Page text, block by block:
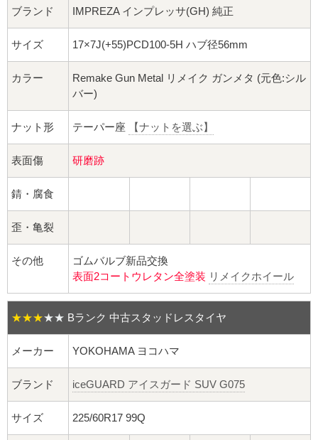
平面座ナット
ロング平面ナット
ショート平面ナット
球面座ナット
ロング球面ナット
ショート球面ナット
貫通ナット
袋ナット
ロング袋ナット
ショート袋ナット
スチール鉄ホイール
持ち込み交換工賃
ブランド IMPREZA インプレッサ(GH) 純正
サイズ 17×7J(+55)PCD100-5H ハブ径56mm
カラー
Remake Gun Metal リメイク ガンメタ (元色:シル
バー)
ナット形 テーパー座 【ナットを選ぶ】
表面傷 研磨跡
錆・腐食
歪・亀裂
その他
ゴムバルブ新品交換
表面2コートウレタン全塗装 リメイクホイール
★★★★★ Bランク 中古スタッドレスタイヤ
メーカー YOKOHAMA ヨコハマ
ブランド iceGUARD アイスガード SUV G075
サイズ 225/60R17 99Q